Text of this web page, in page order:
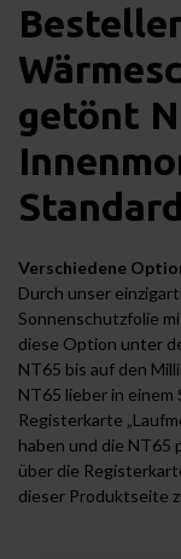
getönt
Verschiedene
Durch unser
Sonnenschutzfolie
diese Option unter
NT65 bis auf den
NT65 lieber in
Registerkarte
haben und die NT65
über die
dieser Produktseite